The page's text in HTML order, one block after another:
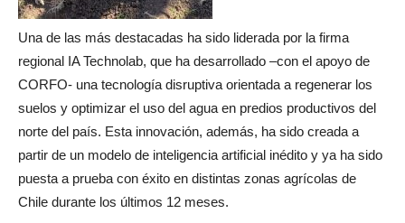
Una de las más destacadas ha sido liderada por la firma
regional IA Technolab, que ha desarrollado –con el apoyo de
CORFO- una tecnología disruptiva orientada a regenerar los
suelos y optimizar el uso del agua en predios productivos del
norte del país. Esta innovación, además, ha sido creada a
partir de un modelo de inteligencia artificial inédito y ya ha sido
puesta a prueba con éxito en distintas zonas agrícolas de
Chile durante los últimos 12 meses.